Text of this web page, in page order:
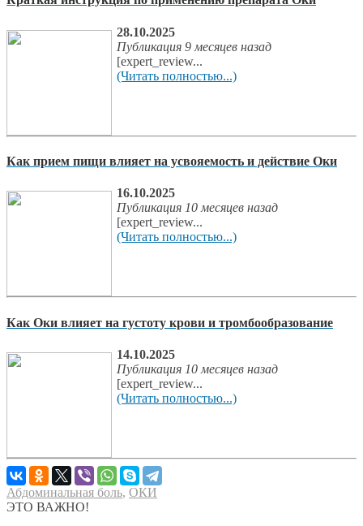
28.10.2025
Публикация 9 месяцев назад
[expert_review...
(Читать полностью...)
Как прием пищи влияет на усвояемость и действие Оки
16.10.2025
Публикация 10 месяцев назад
[expert_review...
(Читать полностью...)
Как Оки влияет на густоту крови и тромбообразование
14.10.2025
Публикация 10 месяцев назад
[expert_review...
(Читать полностью...)
Абдоминальная боль, ОКИ
ЭТО ВАЖНО!